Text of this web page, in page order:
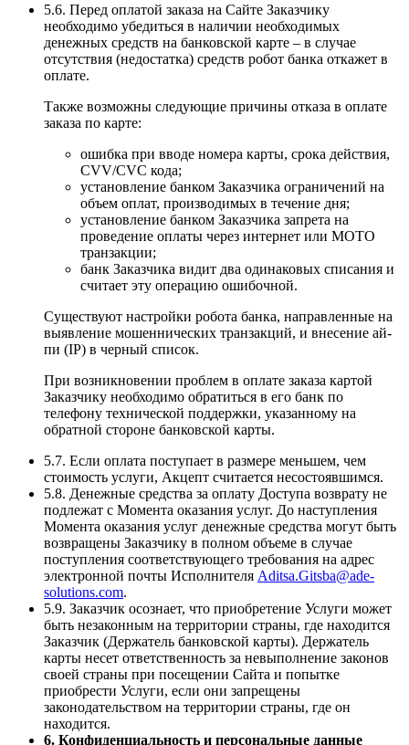
5.6. Перед оплатой заказа на Сайте Заказчику
необходимо убедиться в наличии необходимых
денежных средств на банковской карте – в случае
отсутствия (недостатка) средств робот банка откажет в
оплате.
Также возможны следующие причины отказа в оплате
заказа по карте:
ошибка при вводе номера карты, срока действия,
CVV/CVC кода;
установление банком Заказчика ограничений на
объем оплат, производимых в течение дня;
установление банком Заказчика запрета на
проведение оплаты через интернет или MOTO
транзакции;
банк Заказчика видит два одинаковых списания и
считает эту операцию ошибочной.
Существуют настройки робота банка, направленные на
выявление мошеннических транзакций, и внесение ай-
пи (IP) в черный список.
При возникновении проблем в оплате заказа картой
Заказчику необходимо обратиться в его банк по
телефону технической поддержки, указанному на
обратной стороне банковской карты.
5.7. Если оплата поступает в размере меньшем, чем
стоимость услуги, Акцепт считается несостоявшимся.
5.8. Денежные средства за оплату Доступа возврату не
подлежат с Момента оказания услуг. До наступления
Момента оказания услуг денежные средства могут быть
возвращены Заказчику в полном объеме в случае
поступления соответствующего требования на адрес
электронной почты Исполнителя Aditsa.Gitsba@ade-
solutions.com.
5.9. Заказчик осознает, что приобретение Услуги может
быть незаконным на территории страны, где находится
Заказчик (Держатель банковской карты). Держатель
карты несет ответственность за невыполнение законов
своей страны при посещении Сайта и попытке
приобрести Услуги, если они запрещены
законодательством на территории страны, где он
находится.
6. Конфиденциальность и персональные данные